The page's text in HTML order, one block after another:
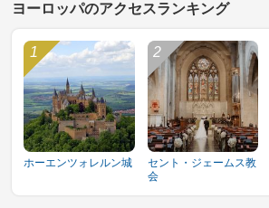
ヨーロッパのアクセスランキング
ホーエンツォレルン城
セント・ジェームス教
会